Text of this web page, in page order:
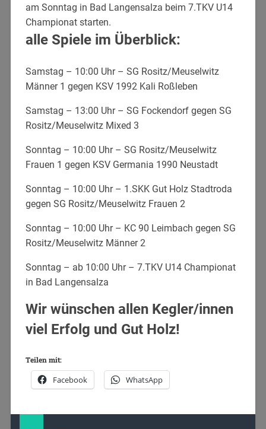
am Sonntag in Bad Langensalza beim 7.TKV U14
Championat starten.
alle Spiele im Überblick:
Samstag – 10:00 Uhr – SG Rositz/Meuselwitz
Männer 1 gegen KSV 1992 Kali Roßleben
Samstag – 13:00 Uhr – SG Fockendorf gegen SG
Rositz/Meuselwitz Mixed 3
Sonntag – 10:00 Uhr – SG Rositz/Meuselwitz
Frauen 1 gegen KSV Germania 1990 Neustadt
Sonntag – 10:00 Uhr – 1.SKK Gut Holz Stadtroda
gegen SG Rositz/Meuselwitz Frauen 2
Sonntag – 10:00 Uhr – KC 90 Leimbach gegen SG
Rositz/Meuselwitz Männer 2
Sonntag – ab 10:00 Uhr – 7.TKV U14 Championat
in Bad Langensalza
Wir wünschen allen Kegler/innen
viel Erfolg und Gut Holz!
Teilen mit:
Facebook WhatsApp